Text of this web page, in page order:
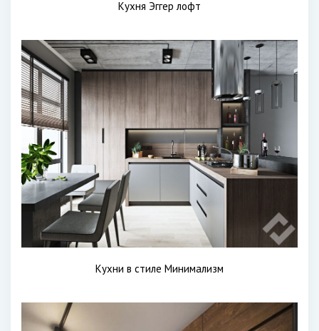
Кухня Эггер лофт
Кухни в стиле Минимализм